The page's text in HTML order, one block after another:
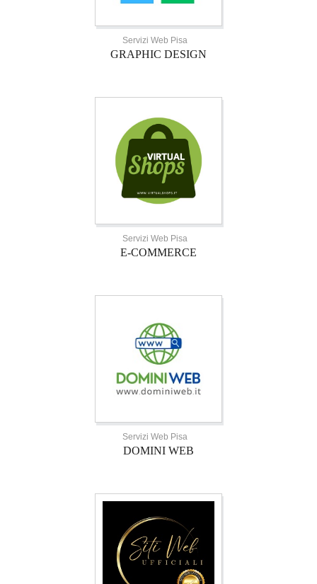
Servizi Web Pisa
GRAPHIC DESIGN
Servizi Web Pisa
E-COMMERCE
Servizi Web Pisa
DOMINI WEB